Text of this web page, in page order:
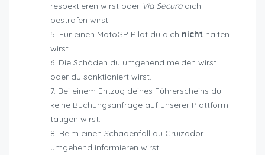
respektieren wirst oder Via Securadich
bestrafen wirst.
Für einen MotoGP Pilot du dich nicht halten
wirst.
Die Schäden du umgehend melden wirst
oder du sanktioniert wirst.
Bei einem Entzug deines Führerscheins du
keine Buchungsanfrage auf unserer Plattform
tätigen wirst.
Beim einen Schadenfall du Cruizador
umgehend informieren wirst.